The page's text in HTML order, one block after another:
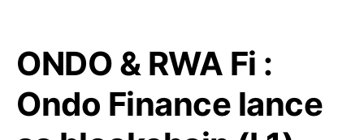
ONDO & RWA Fi :
Ondo Finance lance